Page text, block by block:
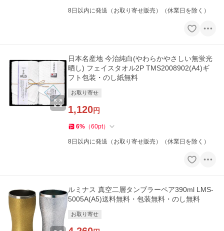
8日以内に発送（お取り寄せ販売）（休業日を除く）
日本名産地 今治純白(やわらかやさしい無蛍光
晒し) フェイスタオル2P TMS2008902(A4)ギ
フト包装・のし紙無料
お取り寄せ
1,120円
6% （60pt）
8日以内に発送（お取り寄せ販売）（休業日を除く）
ルミナス 真空二層タンブラーペア390ml LMS-
5005A(A5)送料無料・包装無料・のし無料
お取り寄せ